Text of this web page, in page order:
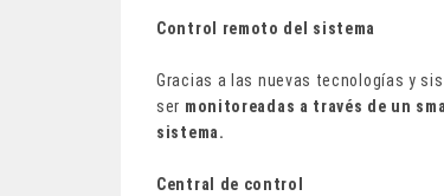
Control remoto del sistema
Gracias a las nuevas tecnologías y
ser monitoreadas a través de un
sistema.
Central de control